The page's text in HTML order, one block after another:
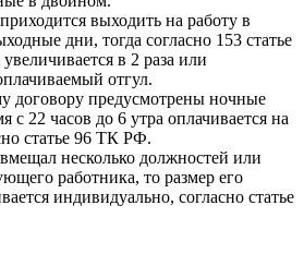
выходить на работу в
дни, тогда согласно 153 статье
в 2 раза или
отгул.
договору предусмотрены ночные
с 22 часов до 6 утра оплачивается на
статье 96 ТК РФ.
несколько должностей или
работника, то размер его
индивидуально, согласно статье